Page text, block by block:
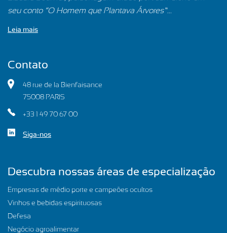
seu conto “O Homem que Plantava Árvores”...
Leia mais
Contato
48 rue de la Bienfaisance
75008 PARIS
+33 1 49 70 67 00
Siga-nos
Descubra nossas áreas de especialização
Empresas de médio porte e campeões ocultos
Vinhos e bebidas espirituosas
Defesa
Negócio agroalimentar